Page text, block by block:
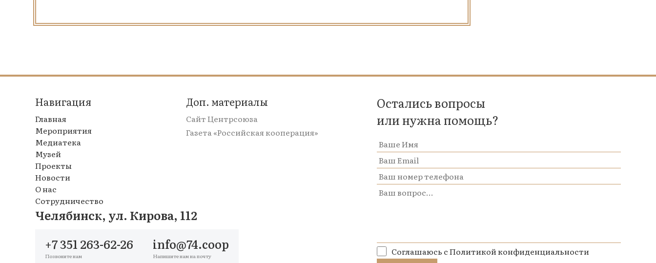
Навигация
Главная
Мероприятия
Медиатека
Музей
Проекты
Новости
О нас
Сотрудничество
Доп. материалы
Сайт Центрсоюза
Газета «Российская кооперация»
Челябинск, ул. Кирова, 112
+7 351 263-62-26
Позвоните нам
info@74.coop
Напишите нам на почту
Остались вопросы
или нужна помощь?
Соглашаюсь сПолитикой конфиденциальности